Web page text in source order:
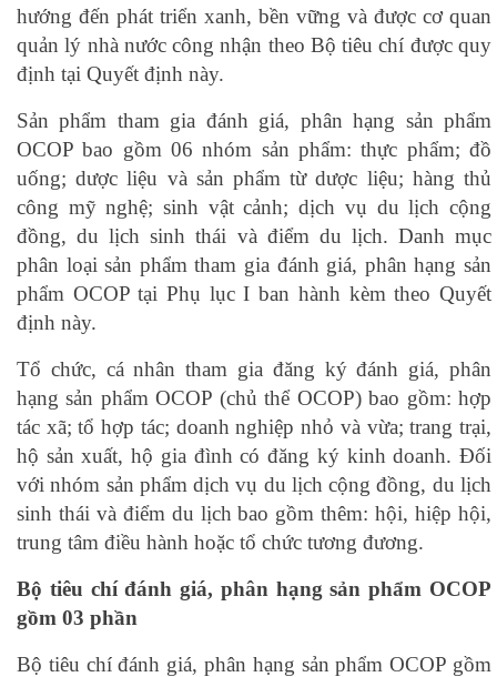
hướng đến phát triển xanh, bền vững và được cơ quan
quản lý nhà nước công nhận theo Bộ tiêu chí được quy
định tại Quyết định này.
Sản phẩm tham gia đánh giá, phân hạng sản phẩm
OCOP bao gồm 06 nhóm sản phẩm: thực phẩm; đồ
uống; dược liệu và sản phẩm từ dược liệu; hàng thủ
công mỹ nghệ; sinh vật cảnh; dịch vụ du lịch cộng
đồng, du lịch sinh thái và điểm du lịch. Danh mục
phân loại sản phẩm tham gia đánh giá, phân hạng sản
phẩm OCOP tại Phụ lục I ban hành kèm theo Quyết
định này.
Tổ chức, cá nhân tham gia đăng ký đánh giá, phân
hạng sản phẩm OCOP (chủ thể OCOP) bao gồm: hợp
tác xã; tổ hợp tác; doanh nghiệp nhỏ và vừa; trang trại,
hộ sản xuất, hộ gia đình có đăng ký kinh doanh. Đối
với nhóm sản phẩm dịch vụ du lịch cộng đồng, du lịch
sinh thái và điểm du lịch bao gồm thêm: hội, hiệp hội,
trung tâm điều hành hoặc tổ chức tương đương.
Bộ tiêu chí đánh giá, phân hạng sản phẩm OCOP
gồm 03 phần
Bộ tiêu chí đánh giá, phân hạng sản phẩm OCOP gồm